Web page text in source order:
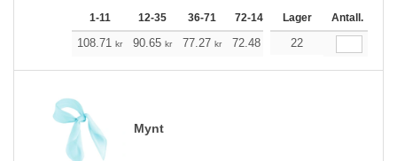
1-11 12-35 36-71 72-143 144-287 288 +
Lager Antall.
108.71 kr 90.65 kr 77.27 kr 72.48 68.91
22
Mynt